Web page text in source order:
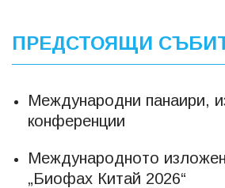
ПРЕДСТОЯЩИ
Международни панаири,
конференции
Международното
„Биофах Китай 2026“